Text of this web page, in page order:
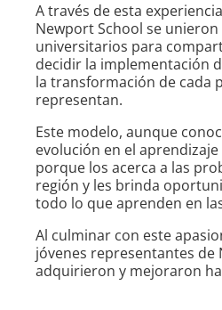
A través de esta
Newport School se
universitarios para
decidir la implementación
la transformación de cada
representan.
Este modelo, aunque
evolución en el
porque los acerca a las
región y les brinda
todo lo que aprenden en
Al culminar con este
jóvenes representantes de
adquirieron y mejoraron